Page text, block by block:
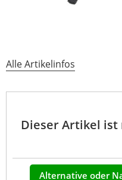
Alle Artikelinfos
Dieser Artikel
Alternative oder